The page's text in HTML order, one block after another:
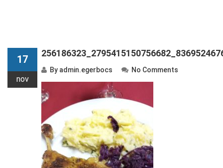
17
nov
By admin.egerbocs No Comments